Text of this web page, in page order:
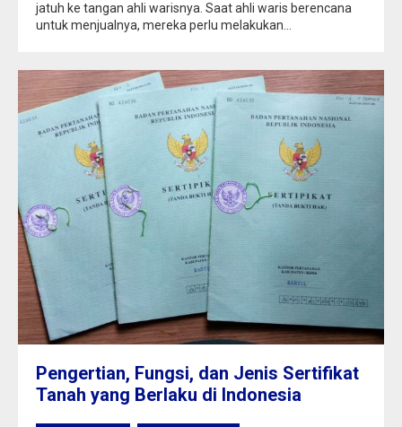
jatuh ke tangan ahli warisnya. Saat ahli waris berencana
untuk menjualnya, mereka perlu melakukan...
Pengertian, Fungsi, dan Jenis Sertifikat
Tanah yang Berlaku di Indonesia